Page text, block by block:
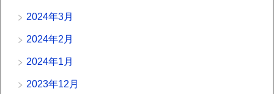
2024年3月
2024年2月
2024年1月
2023年12月